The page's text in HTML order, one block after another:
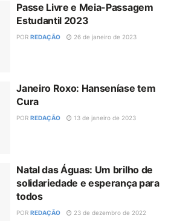
Passe Livre e Meia-Passagem
Estudantil 2023
POR REDAÇÃO 26 de janeiro de 2023
Janeiro Roxo: Hanseníase tem
Cura
POR REDAÇÃO 13 de janeiro de 2023
Natal das Águas: Um brilho de
solidariedade e esperança para
todos
POR REDAÇÃO 23 de dezembro de 2022